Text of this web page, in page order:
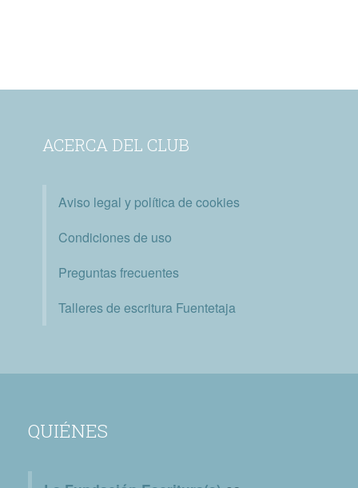
ACERCA DEL CLUB
Aviso legal y política de cookies
Condiciones de uso
Preguntas frecuentes
Talleres de escritura Fuentetaja
QUIÉNES